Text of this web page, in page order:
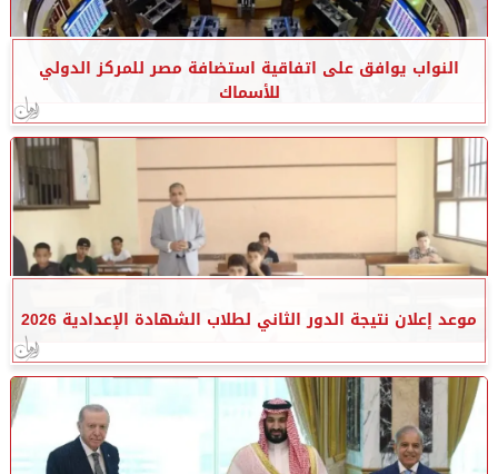
النواب يوافق على اتفاقية استضافة مصر للمركز الدولي
للأسماك
موعد إعلان نتيجة الدور الثاني لطلاب الشهادة الإعدادية 2026